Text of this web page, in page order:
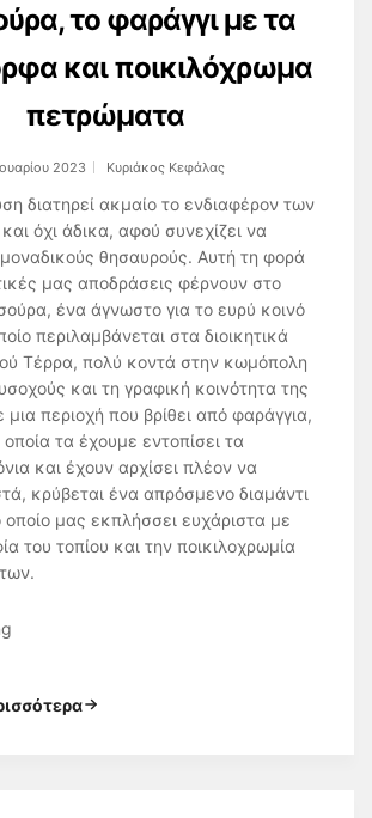
το φαράγγι με τα
και ποικιλόχρωμα
πετρώματα
2023 Κυριάκος Κεφάλας
διατηρεί ακμαίο το ενδιαφέρον των
όχι άδικα, αφού συνεχίζει να
θησαυρούς. Αυτή τη φορά
μας αποδράσεις φέρνουν στο
ένα άγνωστο για το ευρύ κοινό
περιλαμβάνεται στα διοικητικά
Τέρρα, πολύ κοντά στην κωμόπολη
και τη γραφική κοινότητα της
μια περιοχή που βρίθει από φαράγγια,
τα έχουμε εντοπίσει τα
και έχουν αρχίσει πλέον να
κρύβεται ένα απρόσμενο διαμάντι
μας εκπλήσσει ευχάριστα με
του τοπίου και την ποικιλοχρωμία